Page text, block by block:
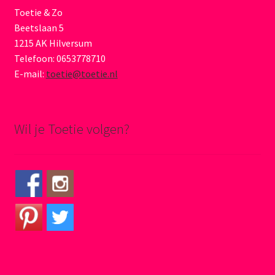
Toetie & Zo
Beetslaan 5
1215 AK Hilversum
Telefoon: 0653778710
E-mail: toetie@toetie.nl
Wil je Toetie volgen?